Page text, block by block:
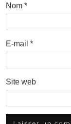
Nom *
E-mail *
Site web